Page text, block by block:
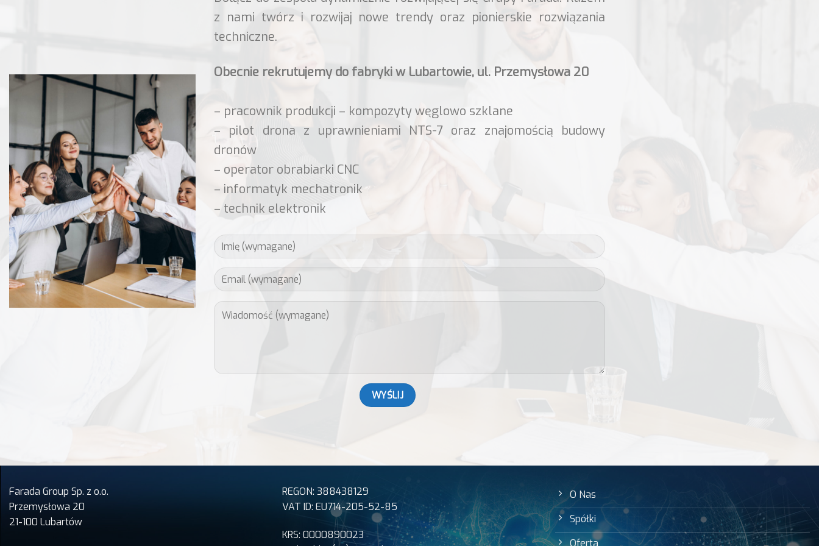
z nami twórz i rozwijaj nowe trendy oraz pionierskie rozwiązania
techniczne.
Obecnie rekrutujemy do fabryki w Lubartowie, ul. Przemysłowa 20
– pracownik produkcji – kompozyty węglowo szklane
– pilot drona z uprawnieniami NTS-7 oraz znajomością budowy
dronów
– operator obrabiarki CNC
– informatyk mechatronik
– technik elektronik
Farada Group Sp. z o.o.
Przemysłowa 20
21-100 Lubartów
REGON: 388438129
VAT ID: EU714-205-52-85
KRS: 0000890023
O Nas
Spółki
Oferta